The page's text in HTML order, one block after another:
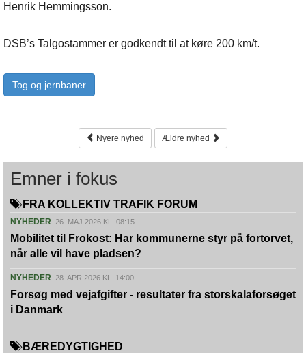
Henrik Hemmingsson.
DSB’s Talgostammer er godkendt til at køre 200 km/t.
Tog og jernbaner
Nyere nyhed Ældre nyhed
Emner i fokus
FRA KOLLEKTIV TRAFIK FORUM
NYHEDER 26. MAJ 2026 KL. 08:15
Mobilitet til Frokost: Har kommunerne styr på fortorvet,
når alle vil have pladsen?
NYHEDER 28. APR 2026 KL. 14:00
Forsøg med vejafgifter - resultater fra storskalaforsøget
i Danmark
BÆREDYGTIGHED